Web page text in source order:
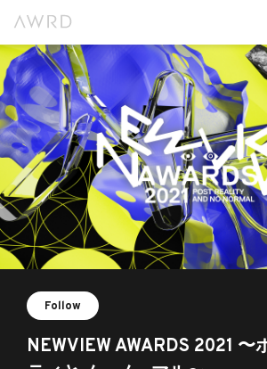
Follow
NEWVIEW AWARDS 2021 〜